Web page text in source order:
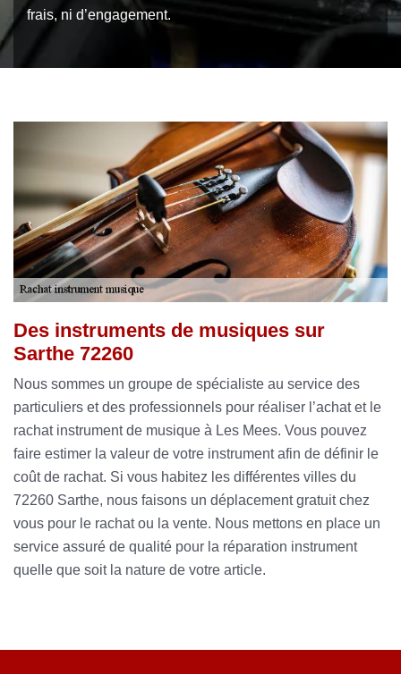
frais, ni d’engagement.
Des instruments de musiques sur
Sarthe 72260
Nous sommes un groupe de spécialiste au service des
particuliers et des professionnels pour réaliser l’achat et le
rachat instrument de musique à Les Mees. Vous pouvez
faire estimer la valeur de votre instrument afin de définir le
coût de rachat. Si vous habitez les différentes villes du
72260 Sarthe, nous faisons un déplacement gratuit chez
vous pour le rachat ou la vente. Nous mettons en place un
service assuré de qualité pour la réparation instrument
quelle que soit la nature de votre article.